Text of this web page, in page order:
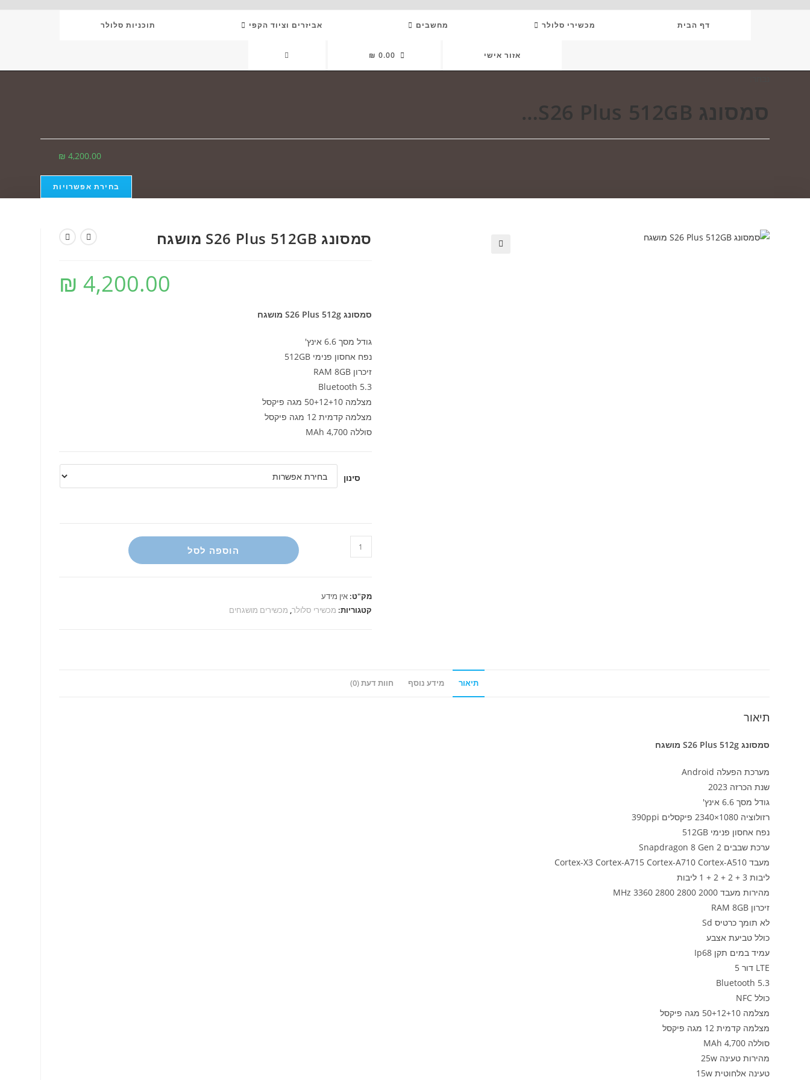
דף הבית מכשירי סלולר מחשבים אביזרים וציוד הקפי תוכניות סלולר
אזור אישי ₪ 0.00
TOGGLE
סמסונג S26 Plus 512GB…
₪ 4,200.00
בחירת אפשרויות
סמסונג S26 Plus 512GB מושגח
₪ 4,200.00
סמסונג S26 Plus 512g מושגח
גודל מסך 6.6 אינץ'
נפח אחסון פנימי 512GB
זיכרון RAM 8GB
Bluetooth 5.3
מצלמה 50+12+10 מגה פיקסל
מצלמה קדמית 12 מגה פיקסל
סוללה 4,700 MAh
סינון
כמות
של
Plus
512GB
הוספה לסל
מק"ט:אין מידע
קטגוריות: מכשירי סלולר, מכשירים מושגחים
תיאור מידע נוסף חוות דעת (0)
תיאור
סמסונג S26 Plus 512g מושגח
מערכת הפעלה Android
שנת הכרזה 2023
גודל מסך 6.6 אינץ'
רזולוציה 1080×2340 פיקסלים 390ppi
נפח אחסון פנימי 512GB
ערכת שבבים Snapdragon 8 Gen 2
מעבד Cortex-X3 Cortex-A715 Cortex-A710 Cortex-A510
ליבות 3 + 2 + 2 + 1 ליבות
מהירות מעבד 2000 2800 2800 3360 MHz
זיכרון RAM 8GB
לא תומך כרטיס Sd
כולל טביעת אצבע
עמיד במים תקן Ip68
LTE דור 5
Bluetooth 5.3
כולל NFC
מצלמה 50+12+10 מגה פיקסל
מצלמה קדמית 12 מגה פיקסל
סוללה 4,700 MAh
מהירות טעינה 25w
טעינה אלחוטית 15w